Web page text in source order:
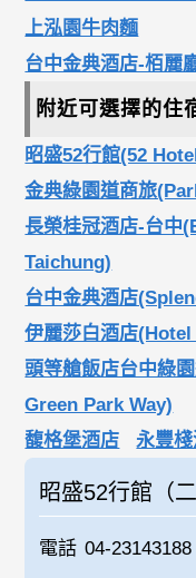
上泓園牛肉麵
台中金典酒店-栢麗
附近可選擇的住
昭盛52行館(52
金典綠園道商旅
長榮桂冠酒店-台中
Taichung)
台中金典酒店
伊麗莎白酒店
頭等艙飯店台中綠
Green Park Way)
馥格堡酒店
永豐
昭盛52行館（二
電話 04-23143188